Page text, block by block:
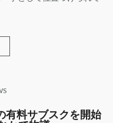
有料サブスクを開始